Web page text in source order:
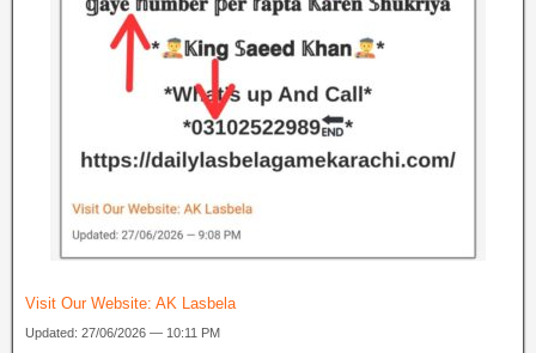
Visit Our Website: AK Lasbela
Updated: 27/06/2026 — 10:11 PM